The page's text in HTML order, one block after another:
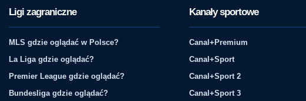
Ligi zagraniczne
MLS gdzie oglądać w Polsce?
La Liga gdzie oglądać?
Premier League gdzie oglądać?
Bundesliga gdzie oglądać?
Kanały sportowe
Canal+Premium
Canal+Sport
Canal+Sport 2
Canal+Sport 3